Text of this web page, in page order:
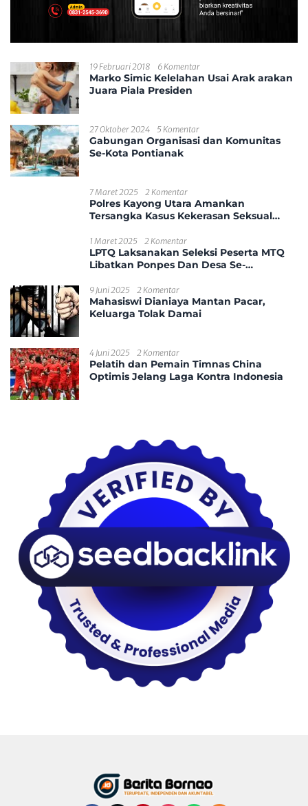
19 Februari 2018 6 Komentar
Marko Simic Kelelahan Usai Arak arakan
Juara Piala Presiden
27 Oktober 2024 5 Komentar
Gabungan Organisasi dan Komunitas
Se-Kota Pontianak
7 Maret 2025 2 Komentar
Polres Kayong Utara Amankan
Tersangka Kasus Kekerasan Seksual
1 Maret 2025 2 Komentar
LPTQ Laksanakan Seleksi Peserta MTQ
Libatkan Ponpes Dan Desa Se-
9 Juni 2025 2 Komentar
Mahasiswi Dianiaya Mantan Pacar,
Keluarga Tolak Damai
4 Juni 2025 2 Komentar
Pelatih dan Pemain Timnas China
Optimis Jelang Laga Kontra Indonesia